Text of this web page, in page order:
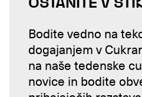
OSTANITE V
Bodite vedno na
dogajanjem v
na naše tedenske
novice in bodite